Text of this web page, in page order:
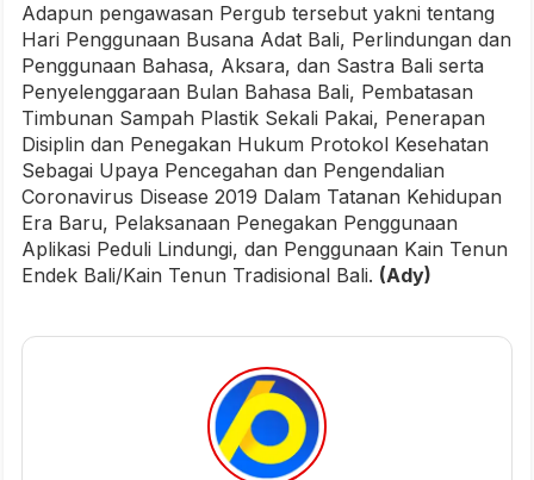
Adapun pengawasan Pergub tersebut yakni tentang
Hari Penggunaan Busana Adat Bali, Perlindungan dan
Penggunaan Bahasa, Aksara, dan Sastra Bali serta
Penyelenggaraan Bulan Bahasa Bali, Pembatasan
Timbunan Sampah Plastik Sekali Pakai, Penerapan
Disiplin dan Penegakan Hukum Protokol Kesehatan
Sebagai Upaya Pencegahan dan Pengendalian
Coronavirus Disease 2019 Dalam Tatanan Kehidupan
Era Baru, Pelaksanaan Penegakan Penggunaan
Aplikasi Peduli Lindungi, dan Penggunaan Kain Tenun
Endek Bali/Kain Tenun Tradisional Bali. (Ady)